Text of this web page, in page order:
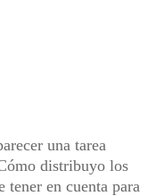
una tarea
distribuyo los
tener en cuenta para